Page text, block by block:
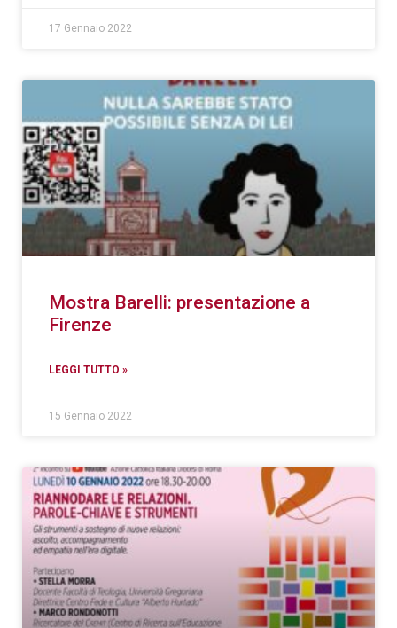
17 Gennaio 2022
Mostra Barelli: presentazione a
Firenze
LEGGI TUTTO »
15 Gennaio 2022